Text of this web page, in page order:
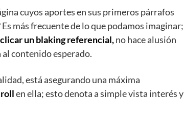
cuyos aportes en sus primeros párrafos
más frecuente de lo que podamos imaginar;
clicar un blaking referencial,no hace alusión
contenido esperado.
está asegurando una máxima
en ella; esto denota a simple vista interés y